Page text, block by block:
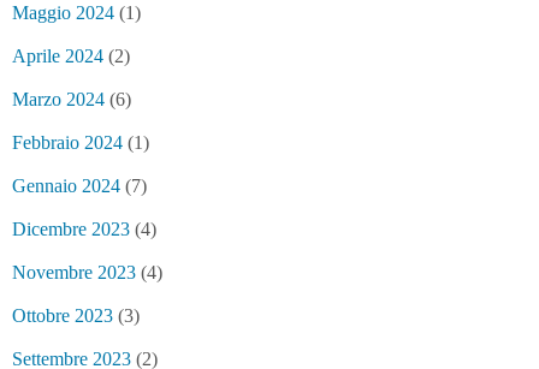
Maggio 2024 (1)
Aprile 2024 (2)
Marzo 2024 (6)
Febbraio 2024 (1)
Gennaio 2024 (7)
Dicembre 2023 (4)
Novembre 2023 (4)
Ottobre 2023 (3)
Settembre 2023 (2)